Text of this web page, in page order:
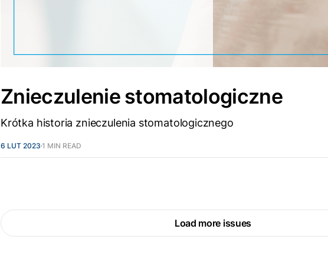
Znieczulenie stomatologiczne
Krótka historia znieczulenia stomatologicznego
6 LUT 2023 1 MIN READ
Load more issues